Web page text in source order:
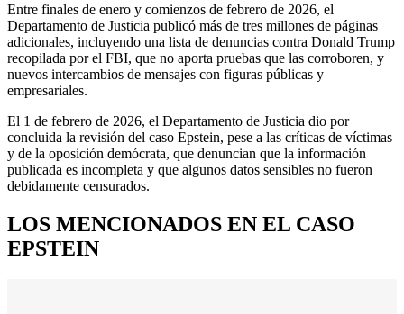
Entre finales de enero y comienzos de febrero de 2026, el
Departamento de Justicia publicó más de tres millones de páginas
adicionales, incluyendo una lista de denuncias contra Donald Trump
recopilada por el FBI, que no aporta pruebas que las corroboren, y
nuevos intercambios de mensajes con figuras públicas y
empresariales.
El 1 de febrero de 2026, el Departamento de Justicia dio por
concluida la revisión del caso Epstein, pese a las críticas de víctimas
y de la oposición demócrata, que denuncian que la información
publicada es incompleta y que algunos datos sensibles no fueron
debidamente censurados.
LOS MENCIONADOS EN EL CASO
EPSTEIN